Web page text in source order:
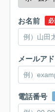
お名前
メールア
電話番号